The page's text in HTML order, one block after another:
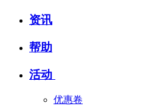
资讯
帮助
活动
优惠卷